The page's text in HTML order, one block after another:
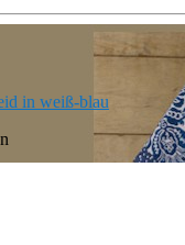
in weiß-blau